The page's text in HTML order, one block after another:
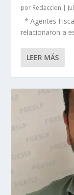
por Redaccion |
* Agentes
relacionaron a
LEER MÁS